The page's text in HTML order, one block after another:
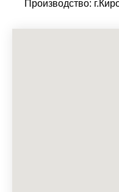
Производство: